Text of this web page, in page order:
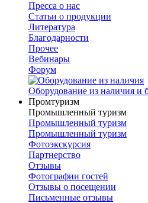
Пресса о нас
Статьи о продукции
Литература
Благодарности
Прочее
Вебинары
Форум
Оборудование из наличия и
Промтуризм
Промышленный туризм
Промышленный туризм
Промышленный туризм
Фотоэкскурсия
Партнерство
Отзывы
Фотографии гостей
Отзывы о посещении
Письменные отзывы